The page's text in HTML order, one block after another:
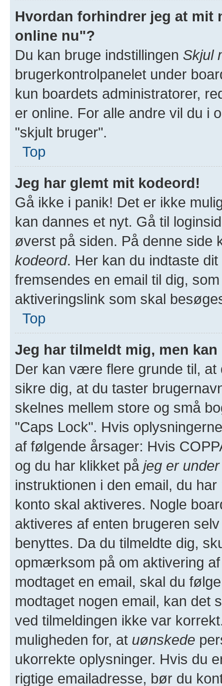
Hvordan forhindrer jeg at mit
online nu"?
Du kan bruge indstillingen Skjul
brugerkontrolpanelet under
kun boardets administratorer,
er online. For alle andre vil du i
"skjult bruger".
Top
Jeg har glemt mit kodeord!
Gå ikke i panik! Det er ikke
kan dannes et nyt. Gå til
øverst på siden. På denne side
kodeord. Her kan du indtaste
fremsendes en email til dig,
aktiveringslink som skal
Top
Jeg har tilmeldt mig, men
Der kan være flere grunde til,
sikre dig, at du taster
skelnes mellem store og små
"Caps Lock". Hvis
af følgende årsager: Hvis
og du har klikket på jeg er
instruktionen i den email, du
konto skal aktiveres. Nogle
aktiveres af enten brugeren
benyttes. Da du tilmeldte dig,
opmærksom på om aktivering
modtaget en email, skal du
modtaget nogen email, kan det
ved tilmeldingen ikke var
muligheden for, at uønskede
ukorrekte oplysninger. Hvis du
rigtige emailadresse, bør du